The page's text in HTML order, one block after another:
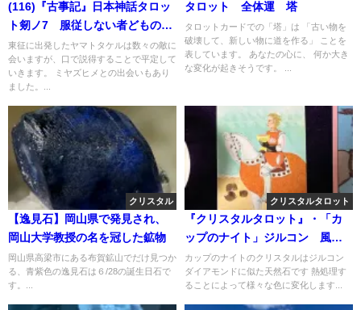
(116)『古事記』日本神話タロッ
ト剱ノ7 服従しない者どもの
「暗躍」
東征に出発したヤマトタケルは数々の敵に
会いますが、口で説得することで平定して
いきます。 ミヤズヒメとの出会いもあり
ました。...
タロット 全体運 塔
タロットカードでの「塔」は 「古い物を
破壊して、新しい物に道を作る」 ことを
表しています。 あなたの心に、 何か大き
な変化が起きそうです。 ...
クリスタル
【逸見石】岡山県で発見され、
岡山大学教授の名を冠した鉱物
岡山県高梁市にある布賀鉱山でだけ見つか
る、青紫色の逸見石は６/28の誕生日石で
す。...
クリスタルタロット
『クリスタルタロット』・「カ
ップのナイト」ジルコン 風信
子石
カップのナイトのクリスタルはジルコン
ダイアモンドに似た天然石です 熱処理す
ることによって様々な色に変化します...